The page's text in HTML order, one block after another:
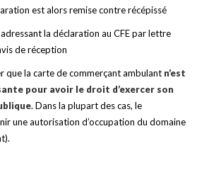
est alors remise contre récépissé
adressant la déclaration au CFE par lettre
de réception
que la carte de commerçant ambulant n’est
pour avoir le droit d’exercer son
. Dans la plupart des cas, le
une autorisation d’occupation du domaine